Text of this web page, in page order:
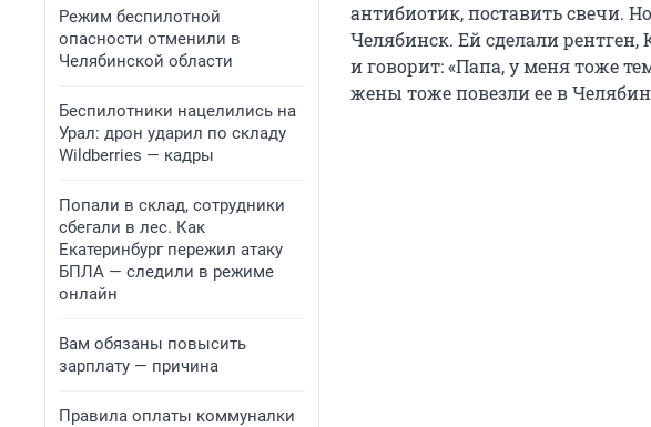
Режим беспилотной
опасности отменили в
Челябинской области
Беспилотники нацелились на
Урал: дрон ударил по складу
Wildberries — кадры
Попали в склад, сотрудники
сбегали в лес. Как
Екатеринбург пережил атаку
БПЛА — следили в режиме
онлайн
Вам обязаны повысить
зарплату — причина
Правила оплаты коммуналки
антибиотик, поставить свечи.
Челябинск. Ей сделали
и говорит: «Папа, у меня тоже
жены тоже повезли ее в